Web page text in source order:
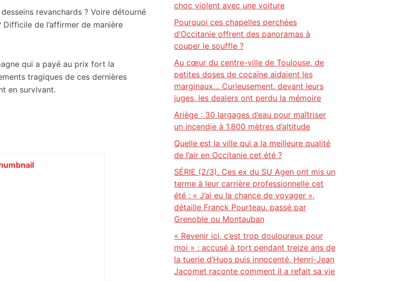
revanchards ? Voire détourné
de l’affirmer de manière
qui a payé au prix fort la
tragiques de ces dernières
en survivant.
choc violent avec une voiture
Pourquoi ces chapelles perchées
d’Occitanie offrent des panoramas à
couper le souffle ?
Au cœur du centre-ville de Toulouse, de
petites doses de cocaïne aidaient les
marginaux… Curieusement, devant leurs
juges, les dealers ont perdu la mémoire
Ariège : 30 largages d’eau pour maîtriser
un incendie à 1.800 mètres d’altitude
Quelle est la ville qui a la meilleure qualité
de l’air en Occitanie cet été ?
SÉRIE (2/3). Ces ex du SU Agen ont mis un
terme à leur carrière professionnelle cet
été : « J’ai eu la chance de voyager »,
détaille Franck Pourteau, passé par
Grenoble ou Montauban
« Revenir ici, c’est trop douloureux pour
moi » : accusé à tort pendant treize ans de
la tuerie d’Huos puis innocenté, Henri-Jean
Jacomet raconte comment il a refait sa vie